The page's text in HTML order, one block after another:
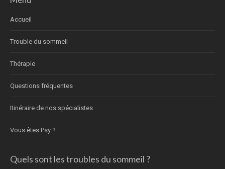
Accueil
Trouble du sommeil
Thérapie
Questions fréquentes
Itinéraire de nos spécialistes
Vous êtes Psy ?
Quels sont les troubles du sommeil ?